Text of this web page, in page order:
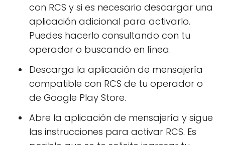
con RCS y si es necesario descargar una
aplicación adicional para activarlo.
Puedes hacerlo consultando con tu
operador o buscando en línea.
Descarga la aplicación de mensajería
compatible con RCS de tu operador o
de Google Play Store.
Abre la aplicación de mensajería y sigue
las instrucciones para activar RCS. Es